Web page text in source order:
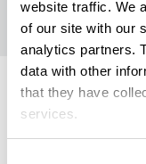
website traffic. We
of our site with our
analytics partners.
data with other
that they have
services.
Lifestyle